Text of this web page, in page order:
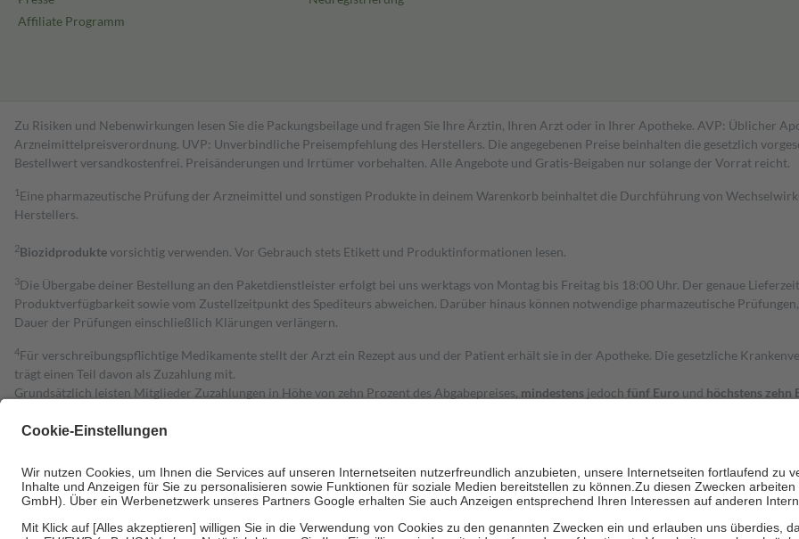
Affiliate Programm
Zu Risiken und Nebenwirkungen lesen Sie die Packungsbeilage und fragen Sie Ihre Ärztin, Ihren Arzt oder in Ihrer Apotheke. AVP: Üblicher
Arzneimittelpreisverordnung. UVP: Unverbindliche Preisempfehlung des Herstellers. Die angegebenen Preise beinhalten die gesetzlich
Bestell­wert versand­kosten­frei. Preisänderungen und Irrtümer vorbehalten. Alle Angebote und Gratis-Beigaben nur solange der Vorrat reicht.
1 Eine pharmazeutische Prüfung der Arzneimittel und sonstigen Produkte in deinem Warenkorb beinhaltet die Durchführung von
Herstellers.
2Biozidproduktevorsichtig verwenden. Vor Gebrauch stets Etikett und Produktinformationen lesen.
3Die Übergabe deiner Bestellung an den Paketdienstleister erfolgt bei uns werktags von Montag bis Freitag bis 18:00 Uhr. Der genaue
Produktverfügbarkeit sowie vom Zustellzeitpunkt des Spediteurs abweichen. Darüber hinaus können notwendige pharmazeutische
Dauer der Prüfungen einschließlich Klärungen verlängern.
4Für verschreibungspflichtige Medikamente stellt der Arzt ein Rezept aus und der Patient erhält sie in der Apotheke. Die gesetzliche
trägt einen Teil davon als Zuzahlung mit.
Grundsätzlich leisten Mitglieder Zuzahlungen in Höhe von zehn Prozent des Abgabepreises, mindestens jedoch fünf Euro und höchstens zehn
Diese Regeln gelten grundsätzlich auch für Online-Apotheken.
Um das Engagement der Versicherten für ihre eigene Gesundheit zu stärken und die besondere Stellung der Familie zu unterstützen, fallen
• Kindern und Jugendlichen bis zum vollendeten 18. Lebensjahr mit Ausnahme der Fahrkosten
• Untersuchungen zur Vorsorge und Früherkennung, die von der GKV getragen werden
• empfohlenen Schutzimpfungen